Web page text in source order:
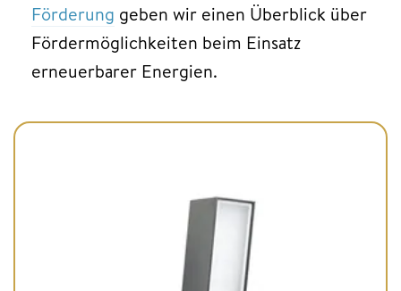
Förderung geben wir einen Überblick über
Fördermöglichkeiten beim Einsatz
erneuerbarer Energien.